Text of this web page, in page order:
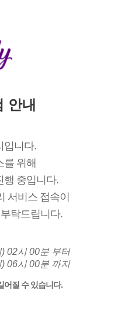
안내
입니다.
를 위해
행 중입니다.
서비스 접속이
탁드립니다.
02시 00분 부터
06시 00분 까지
어질 수 있습니다.